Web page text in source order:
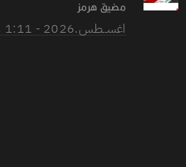
مضيق هرمز
03 اغســطس.2026 - 1:11